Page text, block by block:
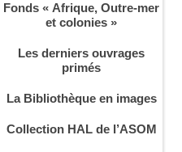
Fonds « Afrique, Outre-mer
et colonies »
Les derniers ouvrages
primés
La Bibliothèque en images
Collection HAL de l’ASOM